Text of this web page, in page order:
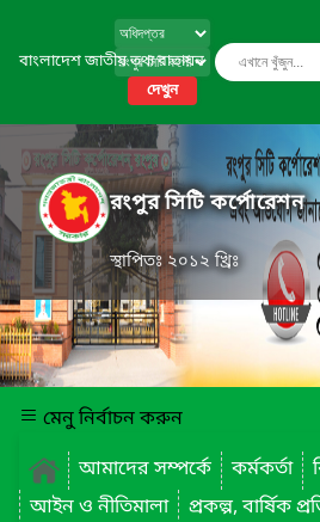
বাংলাদেশ জাতীয় তথ্য বাতায়ন
দেখুন
রংপুর সিটি কর্পোরেশন
স্থাপিতঃ ২০১২ খ্রিঃ
মেনু নির্বাচন করুন
আমাদের সম্পর্কে
কর্মকর্তা
আইন ও নীতিমালা
প্রকল্প, বার্ষিক